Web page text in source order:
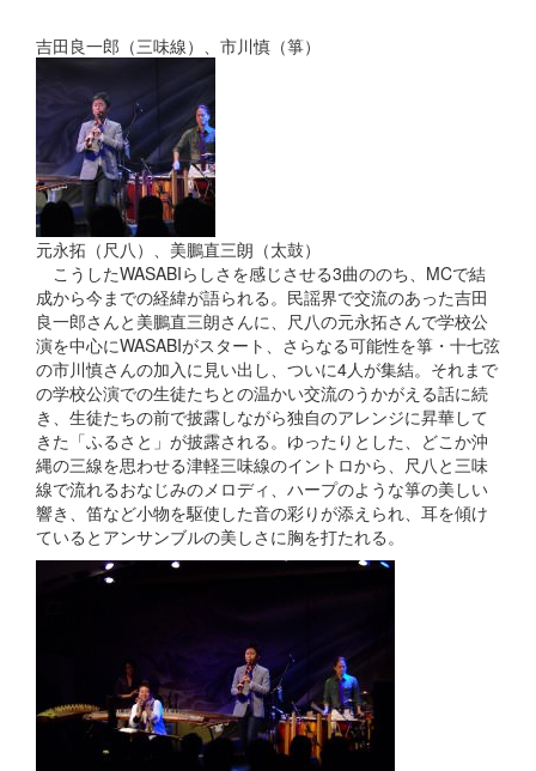
吉田良一郎（三味線）、市川慎（箏）
元永拓（尺八）、美鵬直三朗（太鼓）
こうしたWASABIらしさを感じさせる3曲ののち、MCで結
成から今までの経緯が語られる。民謡界で交流のあった吉田
良一郎さんと美鵬直三朗さんに、尺八の元永拓さんで学校公
演を中心にWASABIがスタート、さらなる可能性を箏・十七弦
の市川慎さんの加入に見い出し、ついに4人が集結。それまで
の学校公演での生徒たちとの温かい交流のうかがえる話に続
き、生徒たちの前で披露しながら独自のアレンジに昇華して
きた「ふるさと」が披露される。ゆったりとした、どこか沖
縄の三線を思わせる津軽三味線のイントロから、尺八と三味
線で流れるおなじみのメロディ、ハープのような箏の美しい
響き、笛など小物を駆使した音の彩りが添えられ、耳を傾け
ているとアンサンブルの美しさに胸を打たれる。